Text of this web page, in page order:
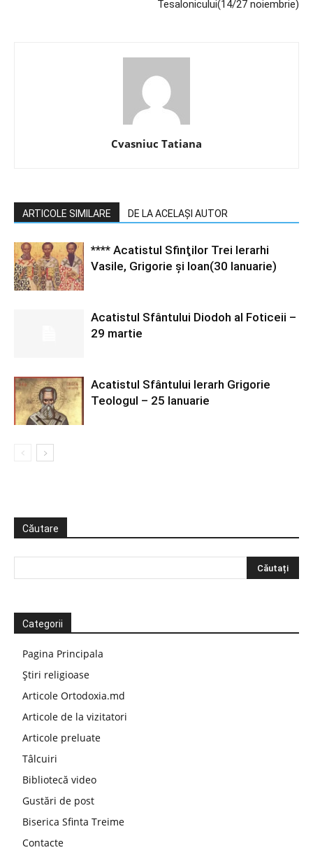
Tesalonicului(14/27 noiembrie)
Cvasniuc Tatiana
ARTICOLE SIMILARE DE LA ACELAȘI AUTOR
**** Acatistul Sfinţilor Trei Ierarhi
Vasile, Grigorie şi Ioan(30 Ianuarie)
Acatistul Sfântului Diodoh al Foticeii –
29 martie
Acatistul Sfântului Ierarh Grigorie
Teologul – 25 Ianuarie
Căutare
Categorii
Pagina Principala
Știri religioase
Articole Ortodoxia.md
Articole de la vizitatori
Articole preluate
Tâlcuiri
Bibliotecă video
Gustări de post
Biserica Sfinta Treime
Contacte